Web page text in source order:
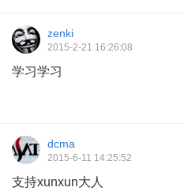
zenki
2015-2-21 16:26:08
学习学习
dcma
2015-6-11 14:25:52
支持xunxun大人